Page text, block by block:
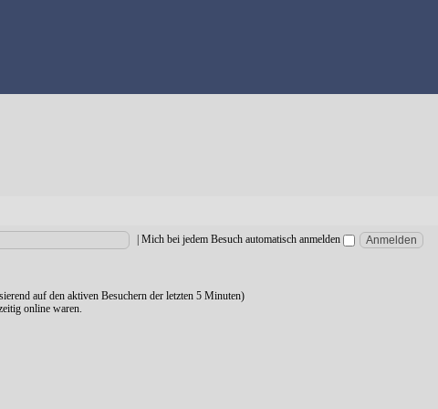
|Mich bei jedem Besuch automatisch anmelden
auf den aktiven Besuchern der letzten 5 Minuten)
online waren.